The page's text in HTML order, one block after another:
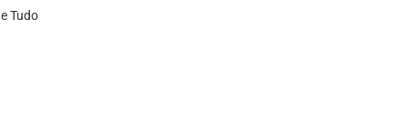
Tudo